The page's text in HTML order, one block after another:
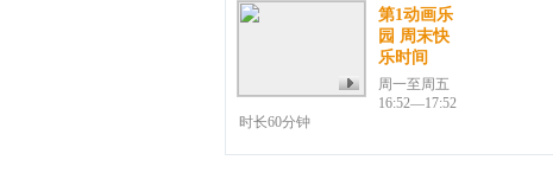
第1动画乐
园 周末快
乐时间
周一至周五
16:52—17:52
时长60分钟